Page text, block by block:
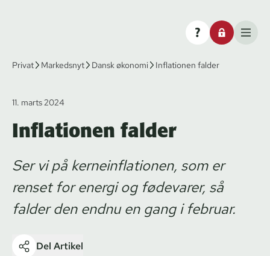
Privat Markedsnyt Dansk økonomi Inflationen falder
11. marts 2024
Inflationen falder
Ser vi på kerneinflationen, som er
renset for energi og fødevarer, så
falder den endnu en gang i februar.
Del Artikel